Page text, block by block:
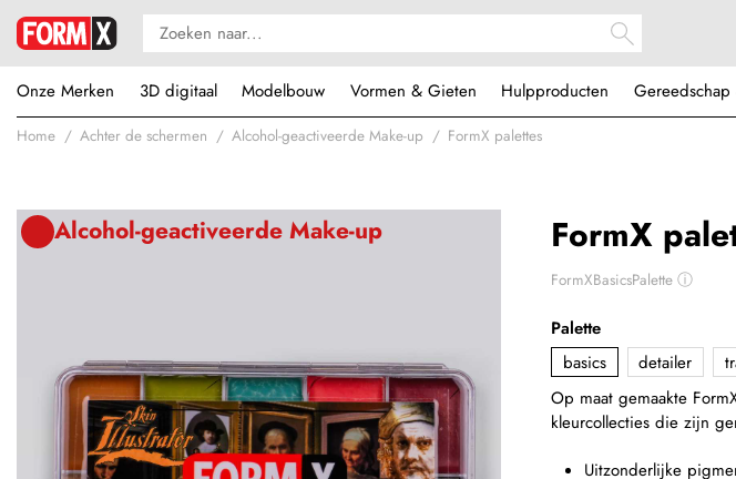
Onze Merken
3D digitaal Modelbouw Vormen & Gieten Hulpproducten
Home Achter de schermen Alcohol-geactiveerde Make-up FormX palettes
FormX
FormXBasicsPaletteⓘ
Alcohol-geactiveerde Make-up
Palette
basics
detailer
Op maat gemaakte
kleurcollecties die zijn
Uitzonderlijke